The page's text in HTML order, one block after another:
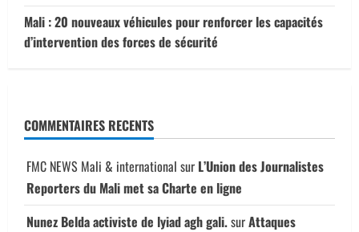
Mali : 20 nouveaux véhicules pour renforcer les capacités
d’intervention des forces de sécurité
COMMENTAIRES RECENTS
FMC NEWS Mali & international sur L’Union des Journalistes
Reporters du Mali met sa Charte en ligne
Nunez Belda activiste de lyiad agh gali.surAttaques